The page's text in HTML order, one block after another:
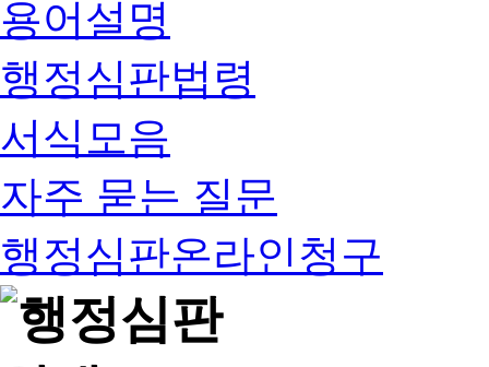
용어설명
행정심판법령
서식모음
자주 묻는 질문
행정심판온라인청구